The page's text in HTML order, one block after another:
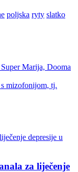
poljska ryty slatko
Marija, Dooma
mizofonijom, tj.
za liječenje